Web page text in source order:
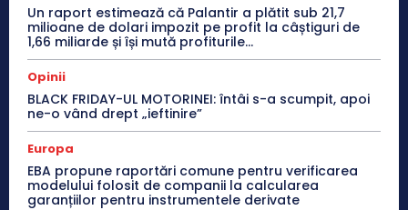
Un raport estimează că Palantir a plătit sub 21,7
milioane de dolari impozit pe profit la câștiguri de
1,66 miliarde și își mută profiturile...
Opinii
BLACK FRIDAY-UL MOTORINEI: întâi s-a scumpit, apoi
ne-o vând drept „ieftinire”
Europa
EBA propune raportări comune pentru verificarea
modelului folosit de companii la calcularea
garanțiilor pentru instrumentele derivate